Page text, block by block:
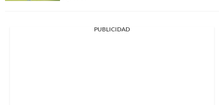
PUBLICIDAD